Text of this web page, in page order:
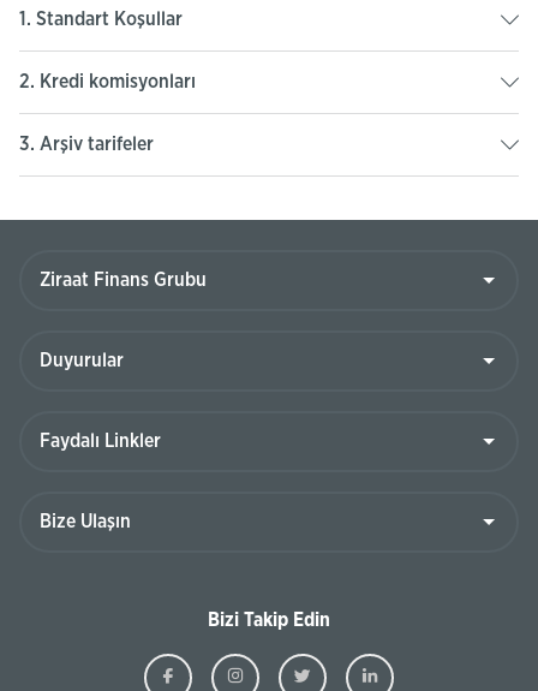
1. Standart Koşullar
2. Kredi komisyonları
3. Arşiv tarifeler
Bizi Takip Edin
ZiraatZiraatZiraatZiraat